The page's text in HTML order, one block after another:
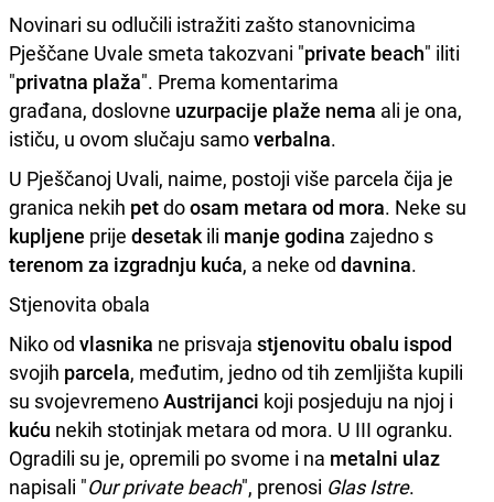
Novinari su odlučili istražiti zašto stanovnicima
Pješčane Uvale smeta takozvani "private beach" iliti
"privatna plaža". Prema komentarima
građana, doslovne uzurpacije plaže nema ali je ona,
ističu, u ovom slučaju samoverbalna.
U Pješčanoj Uvali, naime, postoji više parcela čija je
granica nekih petdoosam metara od mora. Neke su
kupljene prije desetakili manje godina zajedno s
terenom za izgradnju kuća, a neke od davnina.
Stjenovita obala
Niko od vlasnika ne prisvaja stjenovitu obalu ispod
svojih parcela, međutim, jedno od tih zemljišta kupili
su svojevremenoAustrijanci koji posjeduju na njoj i
kuću nekih stotinjak metara od mora. U III ogranku.
Ogradili su je, opremili po svome i na metalni ulaz
napisali "Our private beach", prenosi Glas Istre.